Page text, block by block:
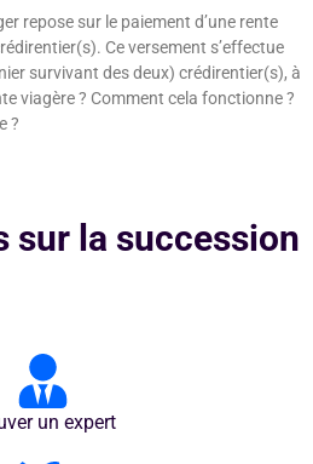
repose sur le paiement d’une rente
Ce versement s’effectue
survivant des deux) crédirentier(s), à
viagère ? Comment cela fonctionne ?
?
sur la succession
un expert